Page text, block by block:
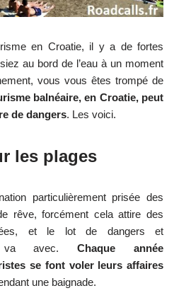
en Croatie, il y a de fortes
au bord de l’eau à un moment
vous vous êtes trompé de
balnéaire, en Croatie, peut
de dangers. Les voici.
les plages
particulièrement prisée des
rêve, forcément cela attire des
et le lot de dangers et
va avec.Chaque année
se font voler leurs affaires
une baignade.